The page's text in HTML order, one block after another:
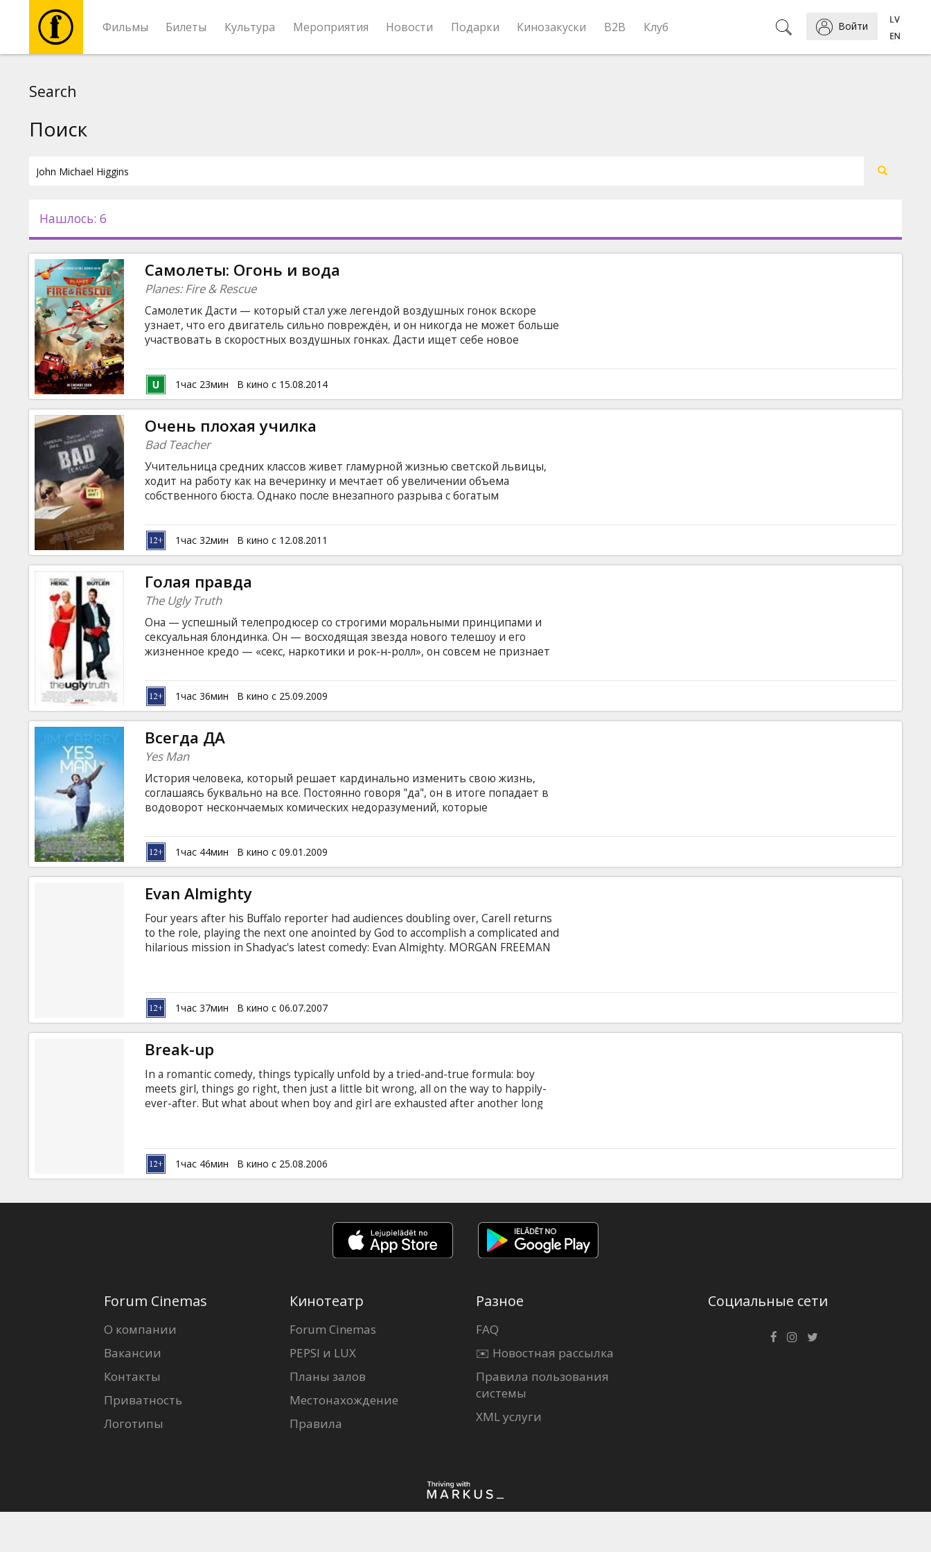
Фильмы Билеты Культура Мероприятия Новости Подарки Кинозакуски B2B Клуб Войти
Новости
Подарки
Кинозакуски
B2B
Клуб
Search
Поиск
Нашлось: 6
Самолеты: Огонь и вода
Planes: Fire & Rescue
Самолетик Дасти — который стал уже легендой воздушных гонок вскоре
узнает, что его двигатель сильно повреждён, и он никогда не может больше
участвовать в скоростных воздушных гонках. Дасти ищет себе новое
которой руководит ветеран авиации вертолёт по имени Ренждер. Узнав
насколько тяжела и опасна работа пожарной авиации Дасти поймёт, что
такое настоящий героизм и самоотдача и сам захочет стать спасателем.
Фильм дублирован на русском и латышском языке.
1час 23мин В кино с 15.08.2014
Очень плохая училка
Bad Teacher
Учительница средних классов живет гламурной жизнью светской львицы,
ходит на работу как на вечеринку и мечтает об увеличении объема
собственного бюста. Однако после внезапного разрыва с богатым
сразу. Но когда в их школу приходит новый преподаватель, она совершенно
теряет голову и начинает охоту за деньгами. В ролях: Cameron Diaz, Lucy
Punch, Jason Segel, Justin Timberlake, Phyllis Smith Режиссер: Jake Kasdan
Фильм на английском языке с субтитрами на латышском и русском языках.
1час 32мин В кино с 12.08.2011
Голая правда
The Ugly Truth
Она — успешный телепродюсер со строгими моральными принципами и
сексуальная блондинка. Он — восходящая звезда нового телешоу и его
жизненное кредо — «секс, наркотики и рок-н-ролл», он совсем не признает
Вы думаете, у них может что-то получиться?
1час 36мин В кино с 25.09.2009
Всегда ДА
Yes Man
История человека, который решает кардинально изменить свою жизнь,
соглашаясь буквально на все. Постоянно говоря "да", он в итоге попадает в
водоворот нескончаемых комических недоразумений, которые
Джим Керри, Зуи Дешанель, Дэнни Мастерсон, Брэдли Купер, Теренс Стэмп
Фильм на английском языке с субтитрами на латышском и русском языках.
1час 44мин В кино с 09.01.2009
Evan Almighty
Four years after his Buffalo reporter had audiences doubling over, Carell returns
to the role, playing the next one anointed by God to accomplish a complicated and
hilarious mission in Shadyac's latest comedy: Evan Almighty. MORGAN FREEMAN
the life of the Baxters with a command for the husband and father that will shake
the very foundation upon which Evan stands.
1час 37мин В кино с 06.07.2007
Break-up
In a romantic comedy, things typically unfold by a tried-and-true formula: boy
meets girl, things go right, then just a little bit wrong, all on the way to happily-
ever-after. But what about when boy and girl are exhausted after another long
each other?
1час 46мин В кино с 25.08.2006
Forum Cinemas
О компании
Вакансии
Контакты
Приватность
Логотипы
Кинотеатр
Forum Cinemas
PEPSI и LUX
Планы залов
Местонахождение
Правила
Разное
FAQ
✉️ Новостная рассылка
Правила пользования
системы
XML услуги
Социальные сети